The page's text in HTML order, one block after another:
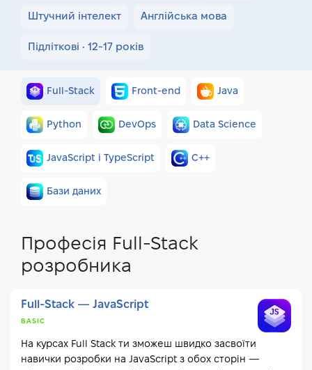
Штучний інтелект Англійська мова
Підліткові • 12-17 років
Full-Stack Front-end Java
Python DevOps Data Science
JavaScript і TypeScript C++
Бази даних
Професія Full-Stack
розробника
Full-Stack — JavaScript
BASIC
На курсах Full Stack ти зможеш швидко засвоїти
навички розробки на JavaScript з обох сторін —